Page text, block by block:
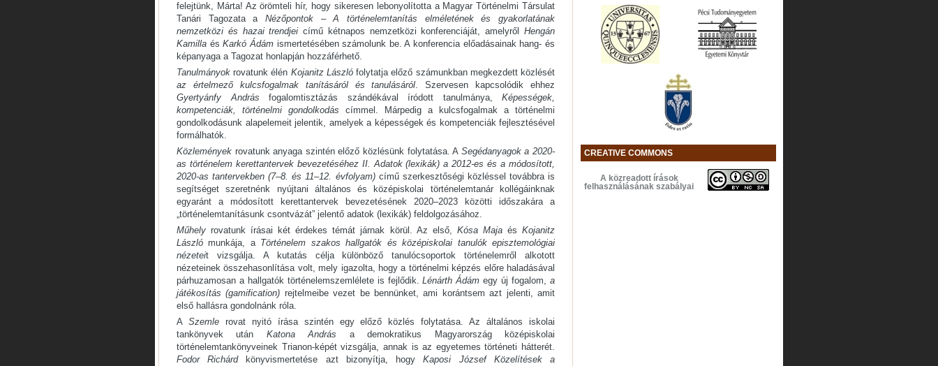
felejtünk, Márta! Az örömteli hír, hogy sikeresen lebonyolította a Magyar Történelmi Társulat
Tanári Tagozata a Nézőpontok –A történelemtanítás elméletének és gyakorlatának
nemzetközi és hazai trendjei című kétnapos nemzetközi konferenciáját, amelyrőlHengán
Kamilla ésKarkó Ádámismertetésében számolunk be. A konferencia előadásainak hang- és
képanyaga a Tagozat honlapján hozzáférhető.
Tanulmányokrovatunk élén Kojanitz Lászlófolytatja előző számunkban megkezdett közlését
az értelmező kulcsfogalmak tanításáról és tanulásáról. Szervesen kapcsolódik ehhez
Gyertyánfy András fogalomtisztázás szándékával íródott tanulmánya, Képességek,
kompetenciák, történelmi gondolkodás címmel. Márpedig a kulcsfogalmak a történelmi
gondolkodásunk alapelemeit jelentik, amelyek a képességek és kompetenciák fejlesztésével
formálhatók.
Közlemények rovatunk anyaga szintén előző közlésünk folytatása. A Segédanyagok a 2020-
as történelem kerettantervek bevezetéséhez II. Adatok (lexikák) a 2012-es és a módosított,
2020-as tantervekben (7–8. és 11–12. évfolyam)című szerkesztőségi közléssel továbbra is
segítséget szeretnénk nyújtani általános és középiskolai történelemtanár kollégáinknak
egyaránt a módosított kerettantervek bevezetésének 2020–2023 közötti időszakára a
„történelemtanításunk csontvázát” jelentő adatok (lexikák) feldolgozásához.
Műhely rovatunk írásai két érdekes témát járnak körül. Az első, Kósa Maja és Kojanitz
László munkája, a Történelem szakos hallgatók és középiskolai tanulók episztemológiai
nézeteit vizsgálja. A kutatás célja különböző tanulócsoportok történelemről alkotott
nézeteinek összehasonlítása volt, mely igazolta, hogy a történelmi képzés előre haladásával
párhuzamosan a hallgatók történelemszemlélete is fejlődik.Lénárth Ádám egy új fogalom,a
játékosítás (gamification) rejtelmeibe vezet be bennünket, ami korántsem azt jelenti, amit
első hallásra gondolnánk róla.
A Szemlerovat nyitó írása szintén egy előző közlés folytatása.Az általános iskolai
tankönyvek után Katona András a demokratikus Magyarország középiskolai
történelemtankönyveinek Trianon-képét vizsgálja, annak is az egyetemes történeti hátterét.
Fodor Richárdkönyvismertetése azt bizonyítja, hogyKaposi József Közelítések a
CREATIVE COMMONS
A közreadott írások
felhasználásának szabályai